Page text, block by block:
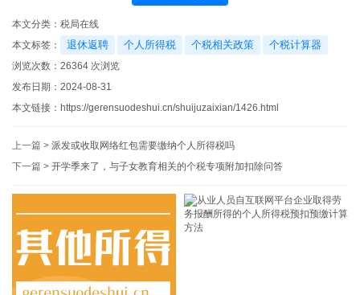
本文分类： 税局在线
本文标签：
退休返聘 个人所得税 个税相关政策 个税计算器
浏览次数： 26364 次浏览
发布日期：2024-08-31
本文链接： https://gerensuodeshui.cn/shuijuzaixian/1426.html
上一篇 > 派发或收取网络红包需要缴纳个人所得税吗
下一篇 > 开学季来了，与子女教育相关的个税专项附加扣除问答